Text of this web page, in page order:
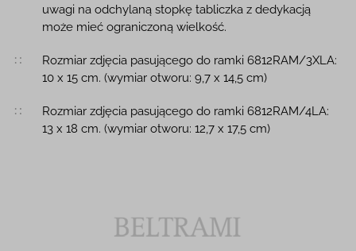
uwagi na odchylaną stopkę tabliczka z dedykacją
może mieć ograniczoną wielkość.
Rozmiar zdjęcia pasującego do ramki 6812RAM/3XLA:
10 x 15 cm. (wymiar otworu: 9,7 x 14,5 cm)
Rozmiar zdjęcia pasującego do ramki 6812RAM/4LA:
13 x 18 cm. (wymiar otworu: 12,7 x 17,5 cm)